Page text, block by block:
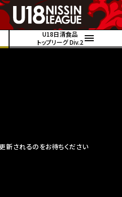
U18日清食品
トップリーグ Div.2
新されるのをお待ちください